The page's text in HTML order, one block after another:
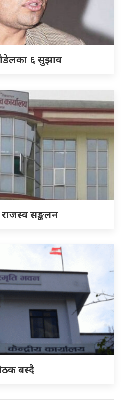
६ सुझाव
सङ्कलन
बस्दै